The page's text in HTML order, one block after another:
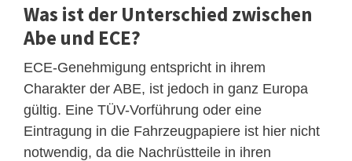
Was ist der Unterschied zwischen
Abe und ECE?
ECE-Genehmigung entspricht in ihrem
Charakter der ABE, ist jedoch in ganz Europa
gültig. Eine TÜV-Vorführung oder eine
Eintragung in die Fahrzeugpapiere ist hier nicht
notwendig, da die Nachrüstteile in ihren